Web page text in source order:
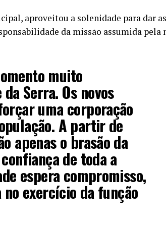
aproveitou a solenidade para dar as
da missão assumida pela
muito
Serra. Os novos
uma corporação
A partir de
apenas o brasão da
de toda a
espera compromisso,
exercício da função